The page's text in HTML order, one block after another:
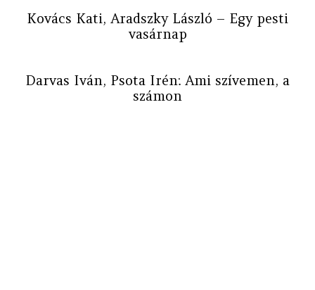
Kovács Kati, Aradszky László – Egy pesti
vasárnap
Darvas Iván, Psota Irén: Ami szívemen, a
számon